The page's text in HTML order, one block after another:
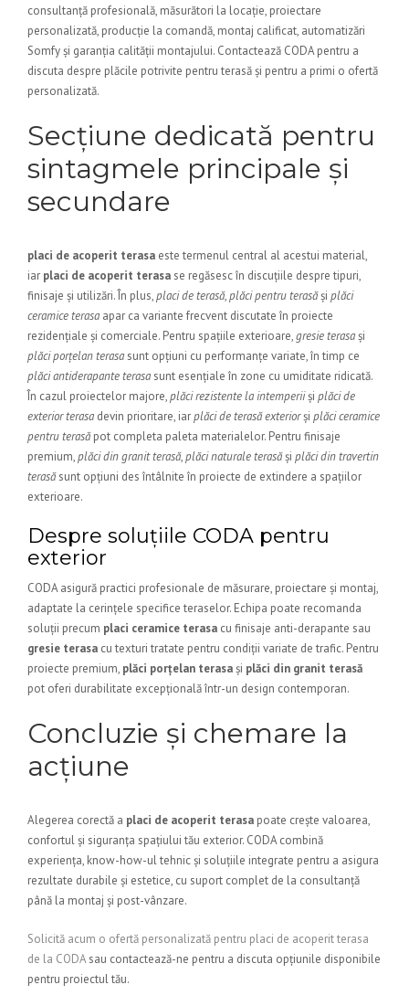
consultanță profesională, măsurători la locație, proiectare
personalizată, producție la comandă, montaj calificat, automatizări
Somfy și garanția calității montajului. Contactează CODA pentru a
discuta despre plăcile potrivite pentru terasă și pentru a primi o ofertă
personalizată.
Secțiune dedicată pentru
sintagmele principale și
secundare
placi de acoperit terasa este termenul central al acestui material,
iar placi de acoperit terasase regăsesc în discuțiile despre tipuri,
finisaje și utilizări. În plus,placi de terasă,plăci pentru terasăși plăci
ceramice terasa apar ca variante frecvent discutate în proiecte
rezidențiale și comerciale. Pentru spațiile exterioare,gresie terasași
plăci porțelan terasasunt opțiuni cu performanțe variate, în timp ce
plăci antiderapante terasasunt esențiale în zone cu umiditate ridicată.
În cazul proiectelor majore,plăci rezistente la intemperiiși plăci de
exterior terasa devin prioritare, iarplăci de terasă exteriorși plăci ceramice
pentru terasăpot completa paleta materialelor. Pentru finisaje
premium,plăci din granit terasă,plăci naturale terasăși plăci din travertin
terasăsunt opțiuni des întâlnite în proiecte de extindere a spațiilor
exterioare.
Despre soluțiile CODA pentru
exterior
CODA asigură practici profesionale de măsurare, proiectare și montaj,
adaptate la cerințele specifice teraselor. Echipa poate recomanda
soluții precum placi ceramice terasa cu finisaje anti-derapante sau
gresie terasa cu texturi tratate pentru condiții variate de trafic. Pentru
proiecte premium, plăci porțelan terasași plăci din granit terasă
pot oferi durabilitate excepțională într-un design contemporan.
Concluzie și chemare la
acțiune
Alegerea corectă a placi de acoperit terasa poate crește valoarea,
confortul și siguranța spațiului tău exterior. CODA combină
experiența, know-how-ul tehnic și soluțiile integrate pentru a asigura
rezultate durabile și estetice, cu suport complet de la consultanță
până la montaj și post-vânzare.
Solicită acum o ofertă personalizată pentru placi de acoperit terasa
de la CODAsau contactează-ne pentru a discuta opțiunile disponibile
pentru proiectul tău.